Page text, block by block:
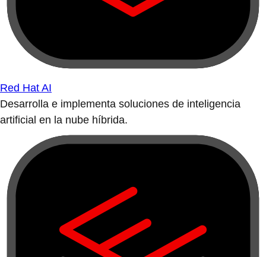
Red Hat AI
Desarrolla e implementa soluciones de inteligencia
artificial en la nube híbrida.